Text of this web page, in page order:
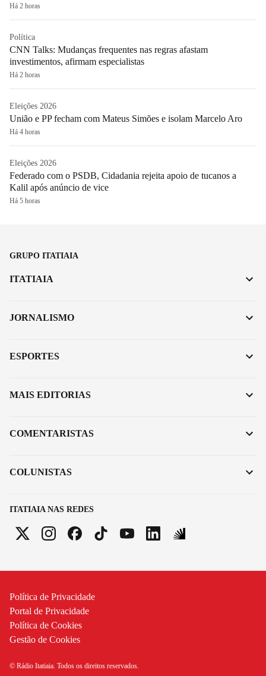
Há 2 horas
Política
CNN Talks: Mudanças frequentes nas regras afastam
investimentos, afirmam especialistas
Há 2 horas
Eleições 2026
União e PP fecham com Mateus Simões e isolam Marcelo Aro
Há 4 horas
Eleições 2026
Federado com o PSDB, Cidadania rejeita apoio de tucanos a
Kalil após anúncio de vice
Há 5 horas
GRUPO ITATIAIA
ITATIAIA NAS REDES
ITATIAIA
JORNALISMO
ESPORTES
MAIS EDITORIAS
COMENTARISTAS
COLUNISTAS
Política de Privacidade
Portal de Privacidade
Política de Cookies
Gestão de Cookies
© Rádio Itatiaia. Todos os direitos reservados.